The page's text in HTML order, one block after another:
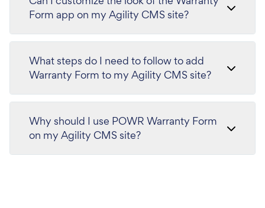
Form app on my Agility CMS site?
What steps do I need to follow to add
Warranty Form to my Agility CMS site?
Why should I use POWR Warranty Form
on my Agility CMS site?